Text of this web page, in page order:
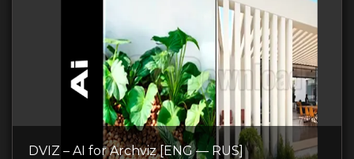
DVIZ – AI for Archviz [ENG — RUS]